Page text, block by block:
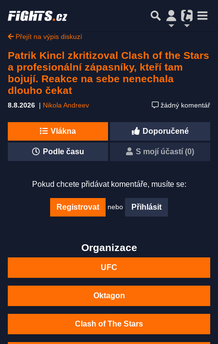
Přejít na výpis diskuzí
Patrik Kincl zkritizoval Clash of the Stars
a profesionální zápasníky, kteří tam
bojují. Reakce na sebe nenechala
dlouho čekat
8.8.2026 | Nikola Andreev žádný komentář
Vlákna Doporučené
Podle času S mojí účastí (0)
Pokud chcete přidávat komentáře, musíte se:
Registrovat nebo Přihlásit
Organizace
UFC
Oktagon
Clash of The Stars